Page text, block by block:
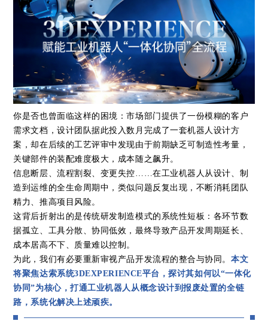
你是否也曾面临这样的困境：市场部门提供了一份模糊的客户
需求文档，设计团队据此投入数月完成了一套机器人设计方
案，却在后续的工艺评审中发现由于前期缺乏可制造性考量，
关键部件的装配难度极大，成本随之飙升。
信息断层、流程割裂、变更失控……在工业机器人从设计、制
造到运维的全生命周期中，类似问题反复出现，不断消耗团队
精力、推高项目风险。
这背后折射出的是传统研发制造模式的系统性短板：各环节数
据孤立、工具分散、协同低效，最终导致产品开发周期延长、
成本居高不下、质量难以控制。
为此，我们有必要重新审视产品开发流程的整合与协同。 本文
将聚焦达索系统3DEXPERIENCE平台，探讨其如何以“一体化
协同”为核心，打通工业机器人从概念设计到报废处置的全链
路，系统化解决上述顽疾。